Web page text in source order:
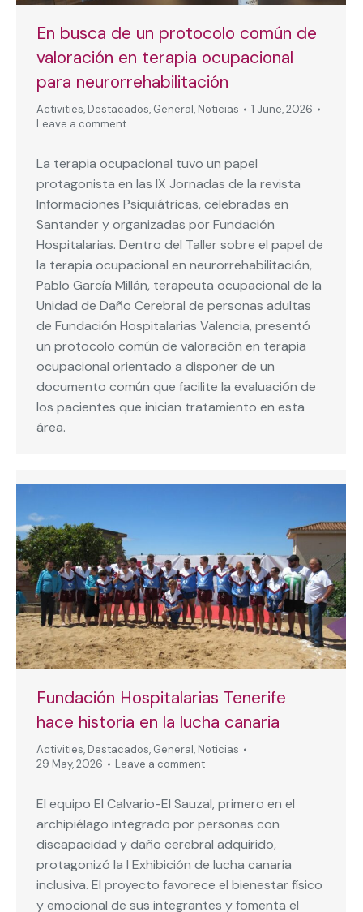
En busca de un protocolo común de
valoración en terapia ocupacional
para neurorrehabilitación
Activities, Destacados, General, Noticias
1 June, 2026
Leave a comment
La terapia ocupacional tuvo un papel
protagonista en las IX Jornadas de la revista
Informaciones Psiquiátricas, celebradas en
Santander y organizadas por Fundación
Hospitalarias. Dentro del Taller sobre el papel de
la terapia ocupacional en neurorrehabilitación,
Pablo García Millán, terapeuta ocupacional de la
Unidad de Daño Cerebral de personas adultas
de Fundación Hospitalarias Valencia, presentó
un protocolo común de valoración en terapia
ocupacional orientado a disponer de un
documento común que facilite la evaluación de
los pacientes que inician tratamiento en esta
área.
Fundación Hospitalarias Tenerife
hace historia en la lucha canaria
Activities, Destacados, General, Noticias
29 May, 2026
Leave a comment
El equipo El Calvario-El Sauzal, primero en el
archipiélago integrado por personas con
discapacidad y daño cerebral adquirido,
protagonizó la I Exhibición de lucha canaria
inclusiva. El proyecto favorece el bienestar físico
y emocional de sus integrantes y fomenta el